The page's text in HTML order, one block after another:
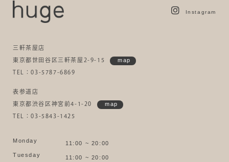
Instagram
三軒茶屋店
東京都世田谷区三軒茶屋2-9-15 map
TEL：03-5787-6869
表参道店
東京都渋谷区神宮前4-1-20 map
TEL：03-5843-1425
Monday
11:00 ~ 20:00
Tuesday
11:00 ~ 20:00